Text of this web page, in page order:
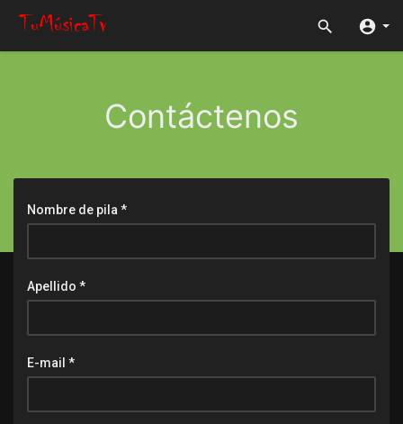
Contáctenos
Nombre de pila *
Apellido *
E-mail *